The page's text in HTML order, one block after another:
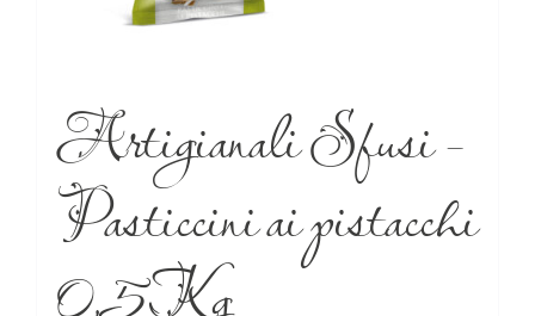
Artigianali Sfusi –
Pasticcini ai pistacchi